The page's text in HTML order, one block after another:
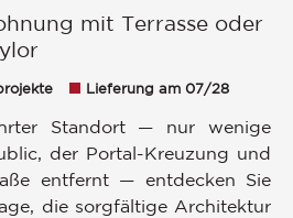
mit Terrasse oder
Lieferung am 07/28
Standort — nur wenige
der Portal-Kreuzung und
entfernt — entdecken Sie
die sorgfältige Architektur